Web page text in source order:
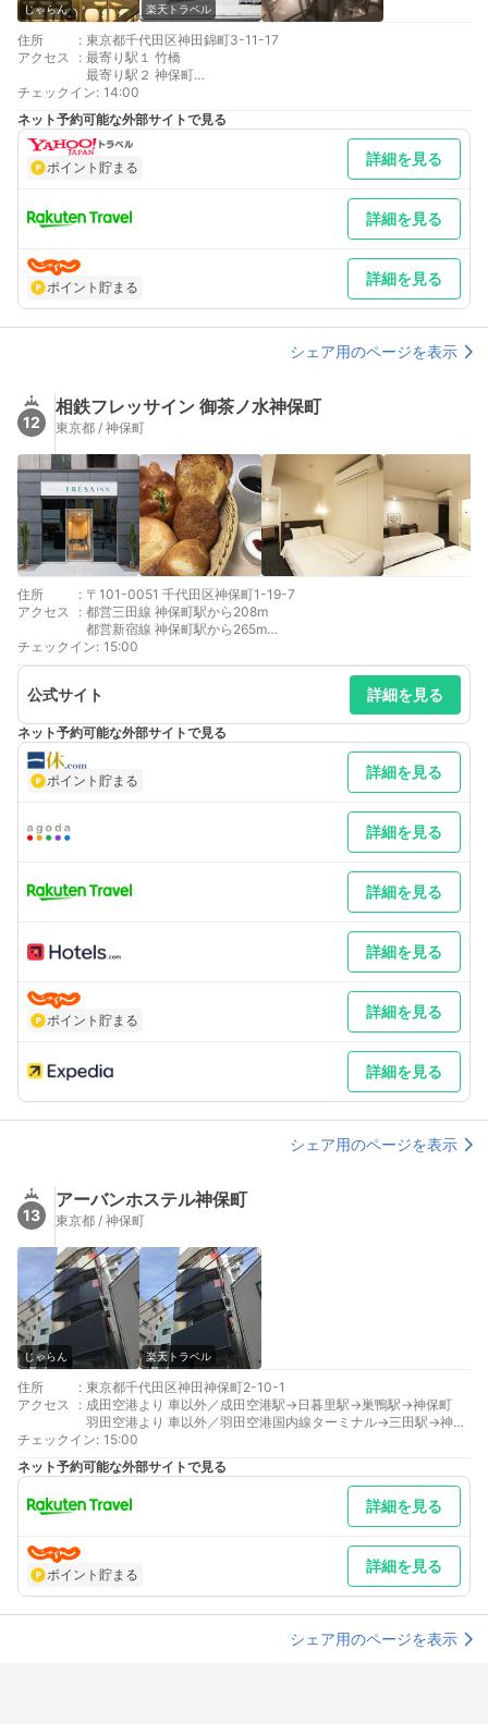
じゃらん 楽天トラベル
住所 : 東京都千代田区神田錦町3-11-17
アクセス
: 最寄り駅１ 竹橋
最寄り駅２ 神保町
最寄り駅３ 大手町
チェックイン: 14:00
ネット予約可能な外部サイトで見る
ポイント貯まる 詳細を見る
詳細を見る
ポイント貯まる 詳細を見る
シェア用のページを表示
12
相鉄フレッサイン 御茶ノ水神保町
東京都 / 神保町
住所 : 〒101-0051 千代田区神保町1-19-7
アクセス
: 都営三田線 神保町駅から208m
都営新宿線 神保町駅から265m
東京メトロ半蔵門線 神保町駅から265m
東京メトロ千代田線 新御茶ノ水駅から597m
JR中央線(快速) 御茶ノ水駅から636m
チェックイン: 15:00
公式サイト 詳細を見る
ネット予約可能な外部サイトで見る
ポイント貯まる 詳細を見る
詳細を見る
詳細を見る
詳細を見る
ポイント貯まる 詳細を見る
詳細を見る
シェア用のページを表示
13
アーバンホステル神保町
東京都 / 神保町
じゃらん 楽天トラベル
住所 : 東京都千代田区神田神保町2-10-1
アクセス
: 成田空港より 車以外／成田空港駅→日暮里駅→巣鴨駅→神保町
羽田空港より 車以外／羽田空港国内線ターミナル→三田駅→神保
町
最寄り駅１ 神保町
最寄り駅２ 神保町
チェックイン: 15:00
ネット予約可能な外部サイトで見る
詳細を見る
ポイント貯まる 詳細を見る
シェア用のページを表示